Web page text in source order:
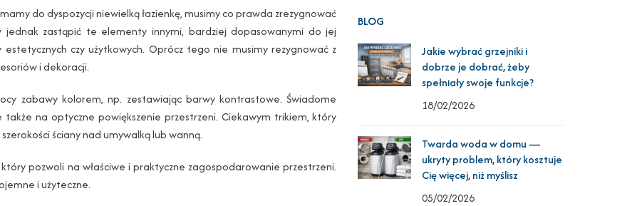
do dyspozycji niewielką łazienkę, musimy co prawda zrezygnować
jednak zastąpić te elementy innymi, bardziej dopasowanymi do jej
czy użytkowych. Oprócz tego nie musimy rezygnować z
i dekoracji.
zabawy kolorem, np. zestawiając barwy kontrastowe. Świadome
na optyczne powiększenie przestrzeni. Ciekawym trikiem, który
ściany nad umywalką lub wanną.
pozwoli na właściwe i praktyczne zagospodarowanie przestrzeni.
i użyteczne.
BLOG
Jakie wybrać grzejniki i
dobrze je dobrać, żeby
spełniały swoje funkcje?
18/02/2026
Twarda woda w domu —
ukryty problem, który kosztuje
Cię więcej, niż myślisz
05/02/2026